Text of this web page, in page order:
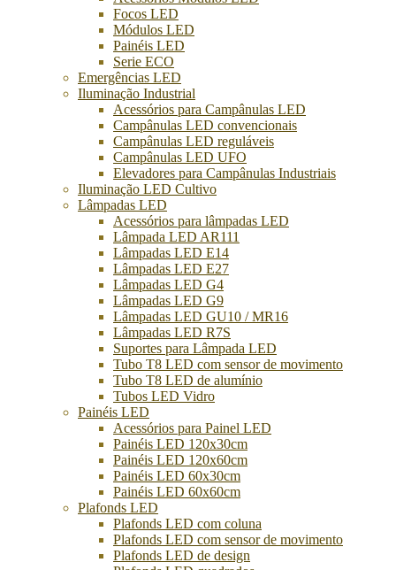
Focos LED
Módulos LED
Painéis LED
Serie ECO
Emergências LED
Iluminação Industrial
Acessórios para Campânulas LED
Campânulas LED convencionais
Campânulas LED reguláveis
Campânulas LED UFO
Elevadores para Campânulas Industriais
Iluminação LED Cultivo
Lâmpadas LED
Acessórios para lâmpadas LED
Lâmpada LED AR111
Lâmpadas LED E14
Lâmpadas LED E27
Lâmpadas LED G4
Lâmpadas LED G9
Lâmpadas LED GU10 / MR16
Lâmpadas LED R7S
Suportes para Lâmpada LED
Tubo T8 LED com sensor de movimento
Tubo T8 LED de alumínio
Tubos LED Vidro
Painéis LED
Acessórios para Painel LED
Painéis LED 120x30cm
Painéis LED 120x60cm
Painéis LED 60x30cm
Painéis LED 60x60cm
Plafonds LED
Plafonds LED com coluna
Plafonds LED com sensor de movimento
Plafonds LED de design